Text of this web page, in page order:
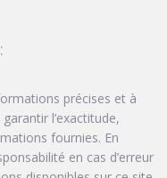
précises et à
l’exactitude,
fournies. En
en cas d’erreur